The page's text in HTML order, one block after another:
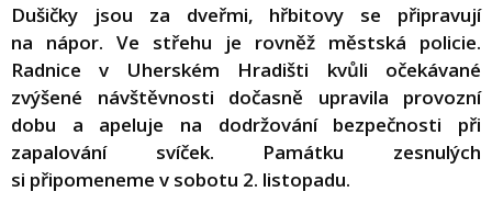
Dušičky jsou za dveřmi, hřbitovy se připravují
na nápor. Ve střehu je rovněž městská policie.
Radnice v Uherském Hradišti kvůli očekávané
zvýšené návštěvnosti dočasně upravila provozní
dobu a apeluje na dodržování bezpečnosti při
zapalování svíček. Památku zesnulých
si připomeneme v sobotu 2. listopadu.